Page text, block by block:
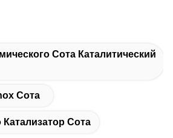
Сота Каталитический
Сота
Сота